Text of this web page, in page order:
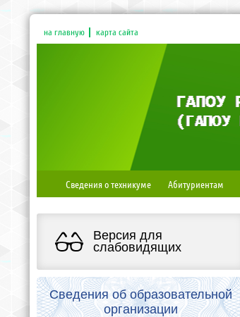
на главную карта сайта
Сведения о техникуме Абитуриентам
Версия для
слабовидящих
Сведения об образовательной
организации